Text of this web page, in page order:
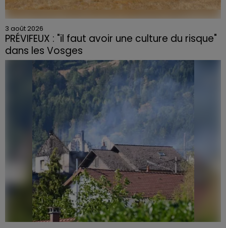
3 août 2026
PRÉVIFEUX : "il faut avoir une culture du risque"
dans les Vosges